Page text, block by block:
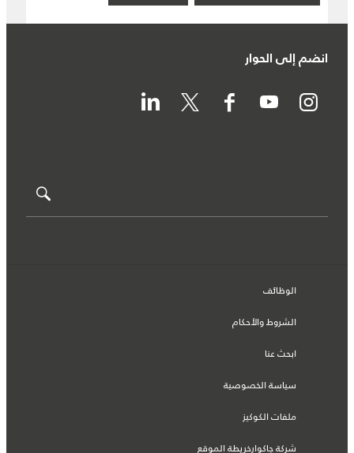
انضم إلى الحوار
الوظائف
الشروط والأحكام
ابحث عنا
سياسة الخصوصية
ملفات الكوكيز
شركة جاكوارخريطة الموقع